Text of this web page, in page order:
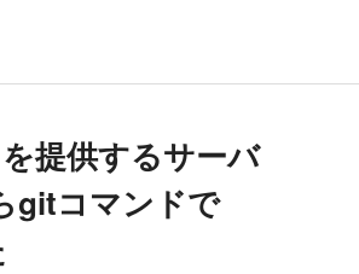
提供するサーバ
gitコマンドで